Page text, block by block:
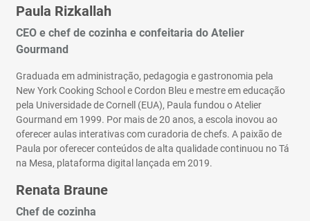
Paula Rizkallah
CEO e chef de cozinha e confeitaria do Atelier
Gourmand
Graduada em administração, pedagogia e gastronomia pela
New York Cooking School e Cordon Bleu e mestre em educação
pela Universidade de Cornell (EUA), Paula fundou o Atelier
Gourmand em 1999. Por mais de 20 anos, a escola inovou ao
oferecer aulas interativas com curadoria de chefs. A paixão de
Paula por oferecer conteúdos de alta qualidade continuou no Tá
na Mesa, plataforma digital lançada em 2019.
Renata Braune
Chef de cozinha